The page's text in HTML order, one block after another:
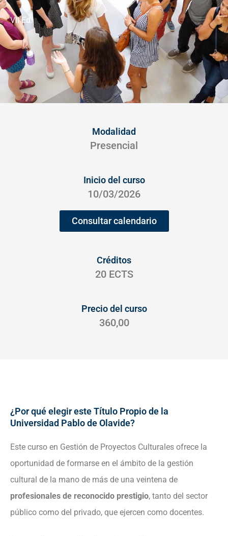
VII Ed.
¿Por qué elegir este Título Propio de la
Universidad Pablo de Olavide?
Este curso en Gestión de Proyectos Culturales ofrece la
oportunidad de formarse en el ámbito de la gestión
cultural de la mano de más de una veintena de
profesionales de reconocido prestigio, tanto del sector
público como del privado, que ejercen como docentes.
Modalidad
Presencial
Inicio del curso
10/03/2026
Consultar calendario
Créditos
20 ECTS
Precio del curso
360,00